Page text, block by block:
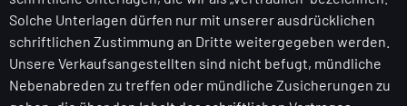
Solche Unterlagen dürfen nur mit unserer ausdrücklichen
schriftlichen Zustimmung an Dritte weitergegeben werden.
Unsere Verkaufsangestellten sind nicht befugt, mündliche
Nebenabreden zu treffen oder mündliche Zusicherungen zu